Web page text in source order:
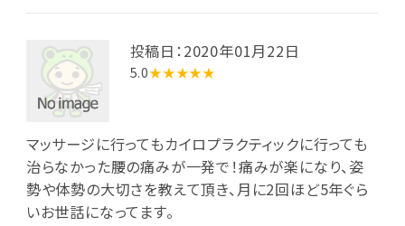
投稿日：2020年01月22日
5.0★★★★★
マッサージに行ってもカイロプラクティックに行っても
治らなかった腰の痛みが一発で！痛みが楽になり、姿
勢や体勢の大切さを教えて頂き、月に2回ほど5年ぐら
いお世話になってます。